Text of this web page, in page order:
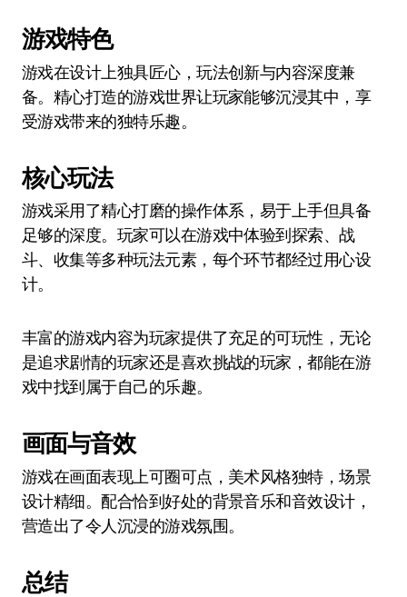
游戏特色
游戏在设计上独具匠心，玩法创新与内容深度兼
备。精心打造的游戏世界让玩家能够沉浸其中，享
受游戏带来的独特乐趣。
核心玩法
游戏采用了精心打磨的操作体系，易于上手但具备
足够的深度。玩家可以在游戏中体验到探索、战
斗、收集等多种玩法元素，每个环节都经过用心设
计。
丰富的游戏内容为玩家提供了充足的可玩性，无论
是追求剧情的玩家还是喜欢挑战的玩家，都能在游
戏中找到属于自己的乐趣。
画面与音效
游戏在画面表现上可圈可点，美术风格独特，场景
设计精细。配合恰到好处的背景音乐和音效设计，
营造出了令人沉浸的游戏氛围。
总结